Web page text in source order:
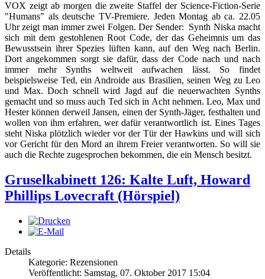
VOX zeigt ab morgen die zweite Staffel der Science-Fiction-Serie
"Humans" als deutsche TV-Premiere. Jeden Montag ab ca. 22.05
Uhr zeigt man immer zwei Folgen. Der Sender: Synth Niska macht
sich mit dem gestohlenen Root Code, der das Geheimnis um das
Bewusstsein ihrer Spezies lüften kann, auf den Weg nach Berlin.
Dort angekommen sorgt sie dafür, dass der Code nach und nach
immer mehr Synths weltweit aufwachen lässt. So findet
beispielsweise Ted, ein Androide aus Brasilien, seinen Weg zu Leo
und Max. Doch schnell wird Jagd auf die neuerwachten Synths
gemacht und so muss auch Ted sich in Acht nehmen. Leo, Max und
Hester können derweil Jansen, einen der Synth-Jäger, festhalten und
wollen von ihm erfahren, wer dafür verantwortlich ist. Eines Tages
steht Niska plötzlich wieder vor der Tür der Hawkins und will sich
vor Gericht für den Mord an ihrem Freier verantworten. So will sie
auch die Rechte zugesprochen bekommen, die ein Mensch besitzt.
Gruselkabinett 126: Kalte Luft, Howard
Phillips Lovecraft (Hörspiel)
Details
Kategorie: Rezensionen
Veröffentlicht: Samstag, 07. Oktober 2017 15:04